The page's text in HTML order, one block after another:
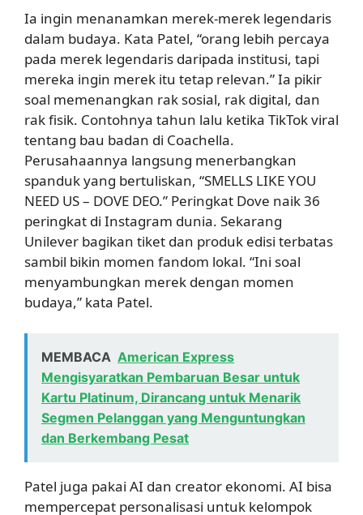
Ia ingin menanamkan merek-merek legendaris
dalam budaya. Kata Patel, “orang lebih percaya
pada merek legendaris daripada institusi, tapi
mereka ingin merek itu tetap relevan.” Ia pikir
soal memenangkan rak sosial, rak digital, dan
rak fisik. Contohnya tahun lalu ketika TikTok viral
tentang bau badan di Coachella.
Perusahaannya langsung menerbangkan
spanduk yang bertuliskan, “SMELLS LIKE YOU
NEED US – DOVE DEO.” Peringkat Dove naik 36
peringkat di Instagram dunia. Sekarang
Unilever bagikan tiket dan produk edisi terbatas
sambil bikin momen fandom lokal. “Ini soal
menyambungkan merek dengan momen
budaya,” kata Patel.
MEMBACA American Express
Mengisyaratkan Pembaruan Besar untuk
Kartu Platinum, Dirancang untuk Menarik
Segmen Pelanggan yang Menguntungkan
dan Berkembang Pesat
Patel juga pakai AI dan creator ekonomi. AI bisa
mempercepat personalisasi untuk kelompok